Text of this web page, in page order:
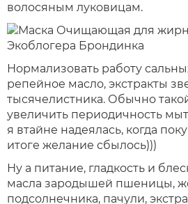
волосяным луковицам.
Нормализовать работу
репейное масло, экстракты
тысячелистника. Обычно
увеличить периодичность
я втайне надеялась, когда
итоге желание сбылось)))
Ну а питание, гладкость и
масла зародышей пшеницы,
подсолнечника, пачули,